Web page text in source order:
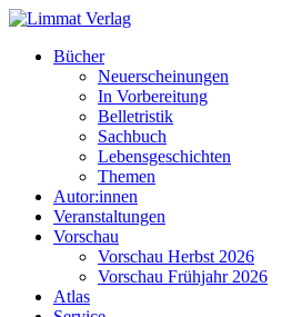
Bücher
Neuerscheinungen
In Vorbereitung
Belletristik
Sachbuch
Lebensgeschichten
Themen
Autor:innen
Veranstaltungen
Vorschau
Vorschau Herbst 2026
Vorschau Frühjahr 2026
Atlas